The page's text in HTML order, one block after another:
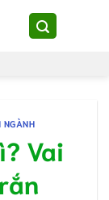
NGÀNH
Vai